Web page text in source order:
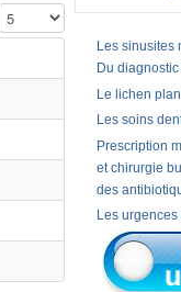
Affichage #
Les sinusites
Du
Le lichen
Les soins
Prescription
et chirurgie
des
Les